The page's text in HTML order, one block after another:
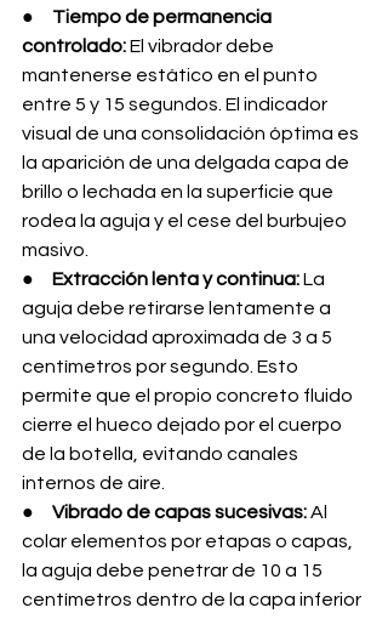
● Tiempo de permanencia
controlado: El vibrador debe
mantenerse estático en el punto
entre 5 y 15 segundos. El indicador
visual de una consolidación óptima es
la aparición de una delgada capa de
brillo o lechada en la superficie que
rodea la aguja y el cese del burbujeo
masivo.
● Extracción lenta y continua: La
aguja debe retirarse lentamente a
una velocidad aproximada de 3 a 5
centímetros por segundo. Esto
permite que el propio concreto fluido
cierre el hueco dejado por el cuerpo
de la botella, evitando canales
internos de aire.
● Vibrado de capas sucesivas: Al
colar elementos por etapas o capas,
la aguja debe penetrar de 10 a 15
centímetros dentro de la capa inferior